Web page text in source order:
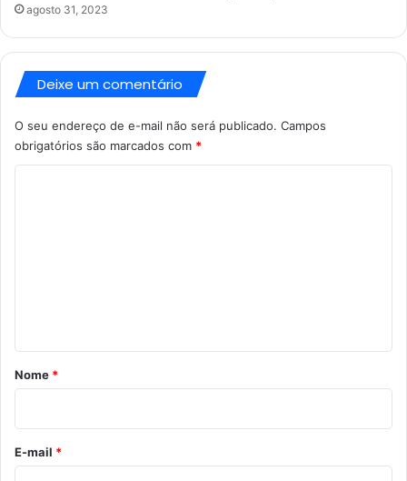
agosto 31, 2023
Deixe um comentário
O seu endereço de e-mail não será publicado. Campos
obrigatórios são marcados com *
r
o
*
Nome *
E-mail *